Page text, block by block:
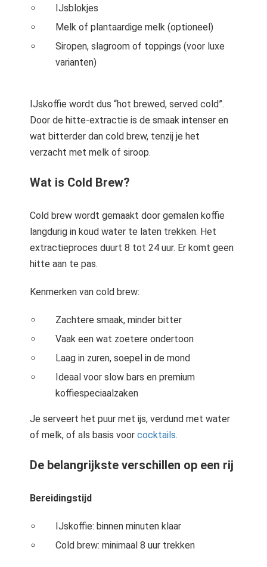
IJsblokjes
Melk of plantaardige melk (optioneel)
Siropen, slagroom of toppings (voor luxe
varianten)
IJskoffie wordt dus “hot brewed, served cold”.
Door de hitte-extractie is de smaak intenser en
wat bitterder dan cold brew, tenzij je het
verzacht met melk of siroop.
Wat is Cold Brew?
Cold brew wordt gemaakt door gemalen koffie
langdurig in koud water te laten trekken. Het
extractieproces duurt 8 tot 24 uur. Er komt geen
hitte aan te pas.
Kenmerken van cold brew:
Zachtere smaak, minder bitter
Vaak een wat zoetere ondertoon
Laag in zuren, soepel in de mond
Ideaal voor slow bars en premium
koffiespeciaalzaken
Je serveert het puur met ijs, verdund met water
of melk, of als basis voor cocktails.
De belangrijkste verschillen op een rij
Bereidingstijd
IJskoffie: binnen minuten klaar
Cold brew: minimaal 8 uur trekken